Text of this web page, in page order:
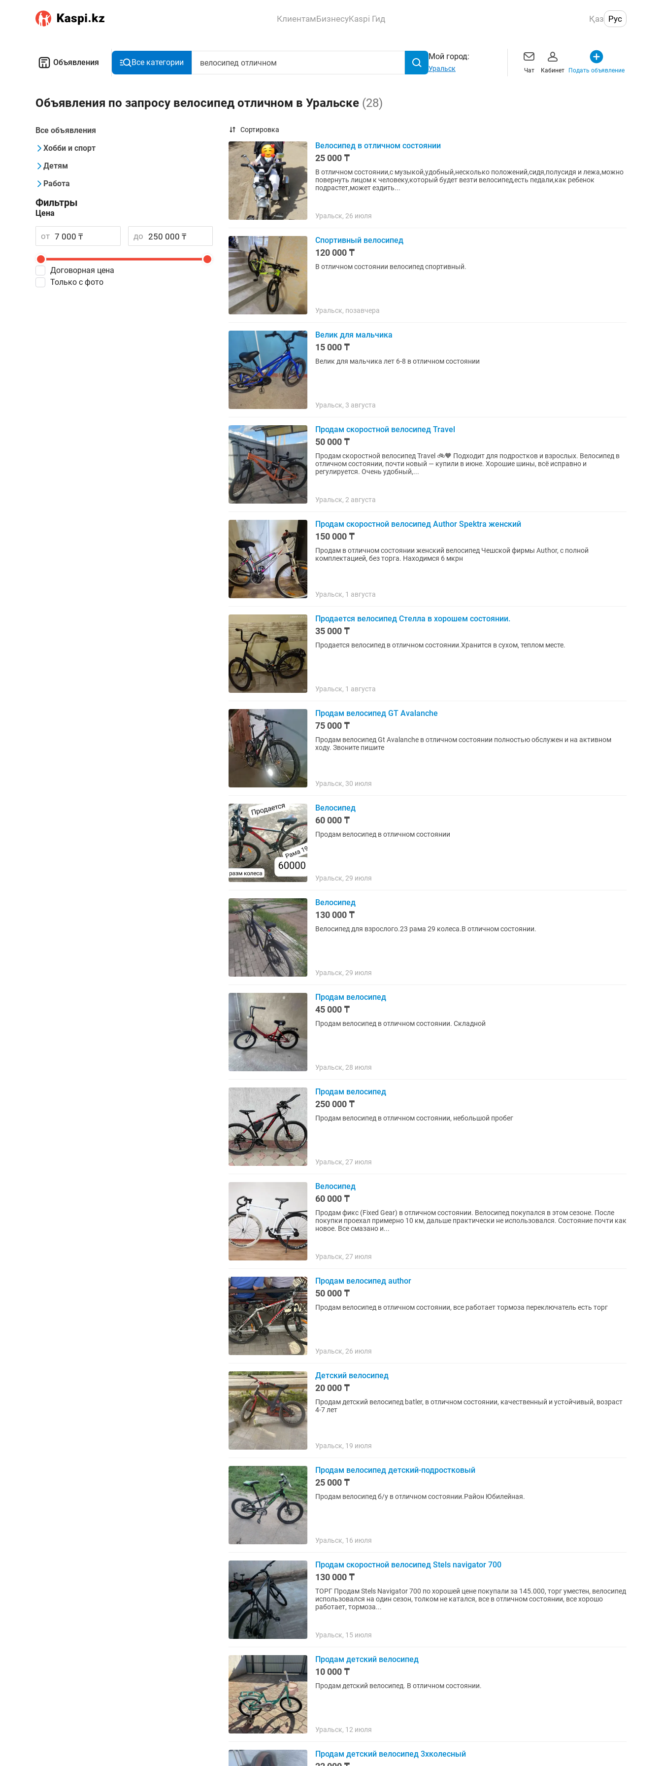
КлиентамБизнесуKaspi Гид Қаз Рус
Объявления Все категории
Мой город:
Уральск Чат Кабинет Подать объявление
Объявления по запросу велосипед отличном в Уральске (28)
Все объявления
Хобби и спорт
Детям
Работа
Фильтры
Цена
от до
Договорная цена
Только с фото
Сортировка
Велосипед в отличном состоянии
25 000 ₸
В отличном состоянии,с музыкой,удобный,несколько положений,сидя,полусидя и лежа,можно
повернуть лицом к человеку,который будет везти велосипед,есть педали,как ребенок
подрастет,может ездить...
Уральск, 26 июля
Спортивный велосипед
120 000 ₸
В отличном состоянии велосипед спортивный.
Уральск, позавчера
Велик для мальчика
15 000 ₸
Велик для мальчика лет 6-8 в отличном состоянии
Уральск, 3 августа
Продам скоростной велосипед Travel
50 000 ₸
Продам скоростной велосипед Travel 🚲🧡 Подходит для подростков и взрослых. Велосипед в
отличном состоянии, почти новый — купили в июне. Хорошие шины, всё исправно и
регулируется. Очень удобный,...
Уральск, 2 августа
Продам скоростной велосипед Author Spektra женский
150 000 ₸
Продам в отличном состоянии женский велосипед Чешской фирмы Author, с полной
комплектацией, без торга. Находимся 6 мкрн
Уральск, 1 августа
Продается велосипед Стелла в хорошем состоянии.
35 000 ₸
Продается велосипед в отличном состоянии.Хранится в сухом, теплом месте.
Уральск, 1 августа
Продам велосипед GT Avalanche
75 000 ₸
Продам велосипед Gt Avalanche в отличном состоянии полностью обслужен и на активном
ходу. Звоните пишите
Уральск, 30 июля
Велосипед
60 000 ₸
Продам велосипед в отличном состоянии
Уральск, 29 июля
Велосипед
130 000 ₸
Велосипед для взрослого.23 рама 29 колеса.В отличном состоянии.
Уральск, 29 июля
Продам велосипед
45 000 ₸
Продам велосипед в отличном состоянии. Складной
Уральск, 28 июля
Продам велосипед
250 000 ₸
Продам велосипед в отличном состоянии, небольшой пробег
Уральск, 27 июля
Велосипед
60 000 ₸
Продам фикс (Fixed Gear) в отличном состоянии. Велосипед покупался в этом сезоне. После
покупки проехал примерно 10 км, дальше практически не использовался. Состояние почти как
новое. Все смазано и...
Уральск, 27 июля
Продам велосипед author
50 000 ₸
Продам велосипед в отличном состоянии, все работает тормоза переключатель есть торг
Уральск, 26 июля
Детский велосипед
20 000 ₸
Продам детский велосипед batler, в отличном состоянии, качественный и устойчивый, возраст
4-7 лет
Уральск, 19 июля
Продам велосипед детский-подростковый
25 000 ₸
Продам велосипед б/у в отличном состоянии.Район Юбилейная.
Уральск, 16 июля
Продам скоростной велосипед Stels navigator 700
130 000 ₸
ТОРГ Продам Stels Navigator 700 по хорошей цене покупали за 145.000, торг уместен, велосипед
использовался на один сезон, толком не катался, все в отличном состоянии, все хорошо
работает, тормоза...
Уральск, 15 июля
Продам детский велосипед
10 000 ₸
Продам детский велосипед. В отличном состоянии.
Уральск, 12 июля
Продам детский велосипед 3хколесный